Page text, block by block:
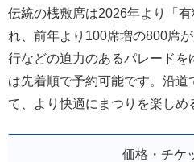
伝統の桟敷席は2026年より「
れ、前年より100席増の800席
行などの迫力のあるパレード
は先着順で予約可能です。沿
て、より快適にまつりを楽しめ
価格・チケ